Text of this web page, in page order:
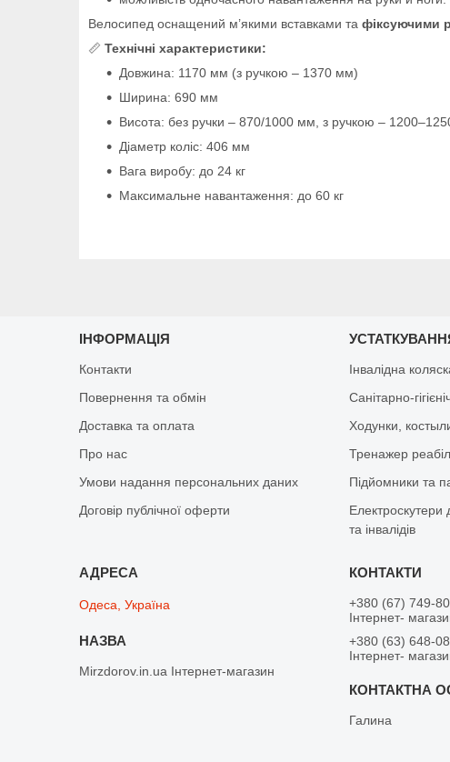
Велосипед оснащений м’якими вставками та фіксуючими
📏 Технічні характеристики:
Довжина: 1170 мм (з ручкою – 1370 мм)
Ширина: 690 мм
Висота: без ручки – 870/1000 мм, з ручкою –
Діаметр коліс: 406 мм
Вага виробу: до 24 кг
Максимальне навантаження: до 60 кг
ІНФОРМАЦІЯ
Контакти
Повернення та обмін
Доставка та оплата
Про нас
Умови надання персональних даних
Договір публічної оферти
Інвалідна
Санітарно-
Ходунки,
Тренажер
Підйомники та
Електроскутери
та інвалідів
Одеса, Україна
Mirzdorov.in.ua Інтернет-магазин
+380 (67) 749-
Інтернет-
+380 (63) 648-
Інтернет-
Галина